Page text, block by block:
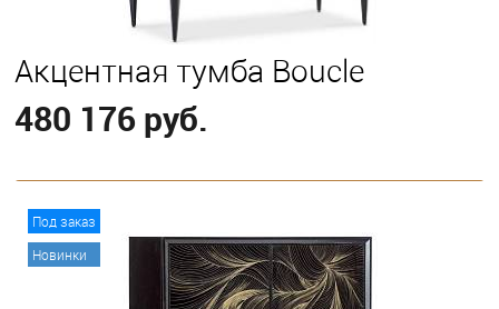
Акцентная тумба Boucle
480 176 руб.
Под заказ
Новинки